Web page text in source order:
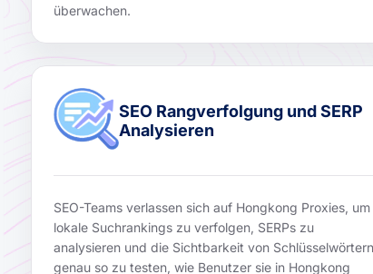
überwachen.
SEO Rangverfolgung und SERP
Analysieren
SEO-Teams verlassen sich auf Hongkong Proxies, um
lokale Suchrankings zu verfolgen, SERPs zu
analysieren und die Sichtbarkeit von Schlüsselwörtern
genau so zu testen, wie Benutzer sie in Hongkong